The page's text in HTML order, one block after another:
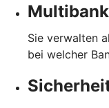
Sie verwalten
bei welcher